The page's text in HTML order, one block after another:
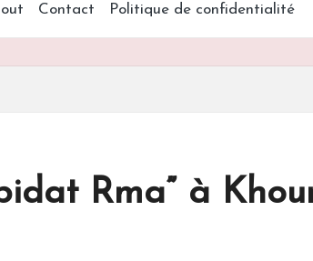
Contact Politique de confidentialité
Rma” à